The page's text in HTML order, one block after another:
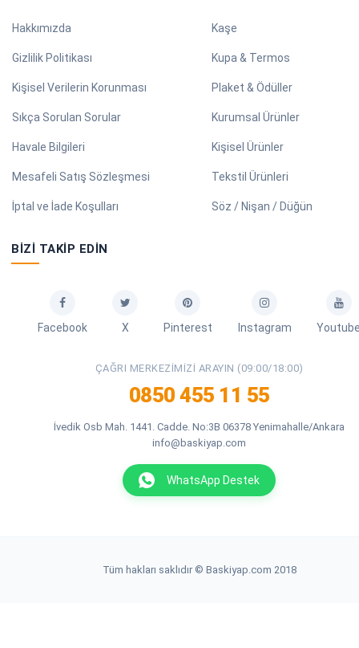
Hakkımızda
Gizlilik Politikası
Kişisel Verilerin Korunması
Sıkça Sorulan Sorular
Havale Bilgileri
Mesafeli Satış Sözleşmesi
İptal ve İade Koşulları
Kaşe
Kupa & Termos
Plaket & Ödüller
Kurumsal Ürünler
Kişisel Ürünler
Tekstil Ürünleri
Söz / Nişan / Düğün
BIZI TAKIP EDIN
Facebook X Pinterest Instagram
ÇAĞRI MERKEZIMIZI ARAYIN (09:00/18:00)
0850 455 11 55
İvedik Osb Mah. 1441. Cadde. No:3B 06378 Yenimahalle/Ankara
info@baskiyap.com
WhatsApp Destek
Tüm hakları saklıdır © Baskiyap.com 2018